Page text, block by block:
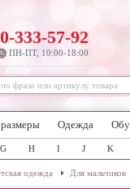
333-57-92
ПН-ПТ, 10:00-18:00
Одежда
G H I J K
одежда Для мальчиков